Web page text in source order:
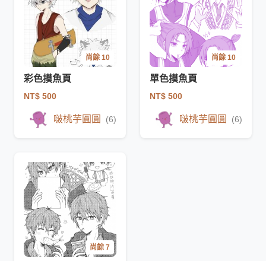
尚餘 10
彩色摸魚頁
NT$ 500
啵桃芋圓圓 (6)
尚餘 10
單色摸魚頁
NT$ 500
啵桃芋圓圓 (6)
尚餘 7